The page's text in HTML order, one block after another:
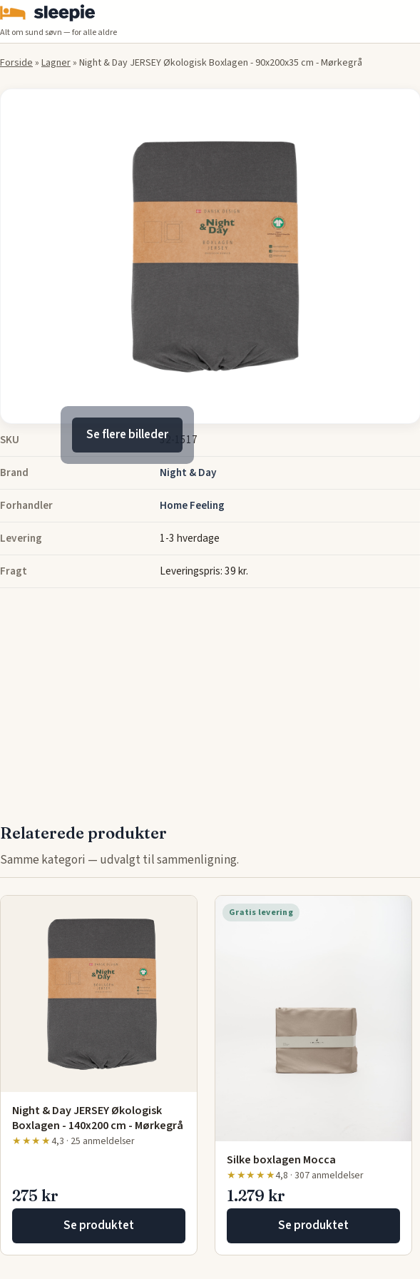
Alt om sund søvn — for alle aldre
Forside» Lagner» Night & Day JERSEY Økologisk Boxlagen - 90x200x35 cm - Mørkegrå
Se flere billeder
SKU 32-1517
Brand Night & Day
Forhandler Home Feeling
Levering 1-3 hverdage
Fragt Leveringspris: 39 kr.
Relaterede produkter
Samme kategori — udvalgt til sammenligning.
Night & Day JERSEY Økologisk
Boxlagen - 140x200 cm - Mørkegrå
★★★★4,3 · 25 anmeldelser
275 kr
Se produktet
Gratis levering
Silke boxlagen Mocca
★★★★★4,8 · 307 anmeldelser
1.279 kr
Se produktet